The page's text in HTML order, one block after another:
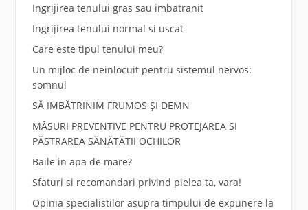
Ingrijirea tenului gras sau imbatranit
Ingrijirea tenului normal si uscat
Care este tipul tenului meu?
Un mijloc de neinlocuit pentru sistemul nervos:
somnul
SĂ IMBĂTRINIM FRUMOS ȘI DEMN
MĂSURI PREVENTIVE PENTRU PROTEJAREA SI
PĂSTRAREA SĂNĂTĂTII OCHILOR
Baile in apa de mare?
Sfaturi si recomandari privind pielea ta, vara!
Opinia specialistilor asupra timpului de expunere la